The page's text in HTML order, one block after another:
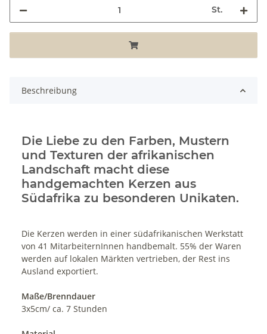
St.
Beschreibung
Die Liebe zu den Farben, Mustern
und Texturen der afrikanischen
Landschaft macht diese
handgemachten Kerzen aus
Südafrika zu besonderen Unikaten.
Die Kerzen werden in einer südafrikanischen Werkstatt
von 41 MitarbeiternInnen handbemalt. 55% der Waren
werden auf lokalen Märkten vertrieben, der Rest ins
Ausland exportiert.
Maße/Brenndauer
3x5cm/ ca. 7 Stunden